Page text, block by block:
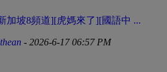
加坡8頻道][虎媽來了][國語中 ...
- 2026-6-17 06:57 PM